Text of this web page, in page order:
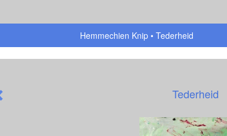
Hemmechien Knip Tederheid
Tederheid